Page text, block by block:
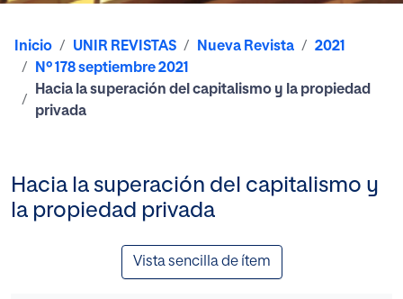
Inicio UNIR REVISTAS Nueva Revista
2021
Nº 178 septiembre 2021
Hacia la superación del capitalismo y la propiedad
privada
Hacia la superación del capitalismo y
la propiedad privada
Vista sencilla de ítem